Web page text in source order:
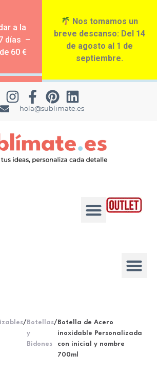
a la
días –
60 €
Nos tomamos un
breve descanso: Del 14
de agosto al 1 de
septiembre.
hola@sublimate.es
/ Botellas
y
Bidones
/ Botella de Acero
inoxidable Personalizada
con inicial y nombre
700ml